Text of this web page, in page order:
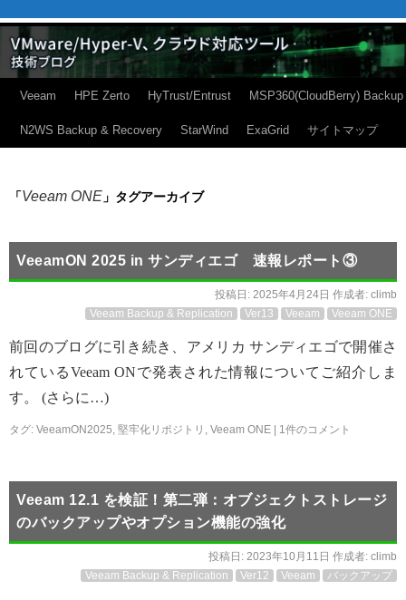
Veeam HPE Zerto HyTrust/Entrust MSP360(CloudBerry) Backup
N2WS Backup & Recovery StarWind ExaGrid サイトマップ
「Veeam ONE 」タグアーカイブ
VeeamON 2025 in サンディエゴ 速報レポート③
投稿日: 2025年4月24日 作成者: climb
Veeam Backup & Replication
Ver13 Veeam Veeam ONE
前回のブログに引き続き、アメリカ サンディエゴで開催さ
れているVeeam ONで発表された情報についてご紹介しま
す。 (さらに…)
タグ: VeeamON2025, 堅牢化リポジトリ , Veeam ONE 1件のコメント
Veeam 12.1 を検証！第二弾：オブジェクトストレージ
のバックアップやオプション機能の強化
投稿日: 2023年10月11日 作成者: climb
Veeam Backup & Replication
Ver12 Veeam バックアップ